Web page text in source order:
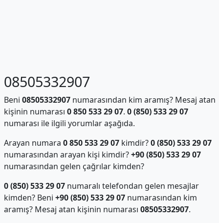
08505332907
Beni 08505332907numarasından kim aramış? Mesaj atan
kişinin numarası 0 850 533 29 07. 0 (850) 533 29 07
numarası ile ilgili yorumlar aşağıda.
Arayan numara 0 850 533 29 07kimdir?0 (850) 533 29 07
numarasından arayan kişi kimdir?+90 (850) 533 29 07
numarasından gelen çağrılar kimden?
0 (850) 533 29 07numaralı telefondan gelen mesajlar
kimden? Beni +90 (850) 533 29 07numarasından kim
aramış? Mesaj atan kişinin numarası 08505332907.